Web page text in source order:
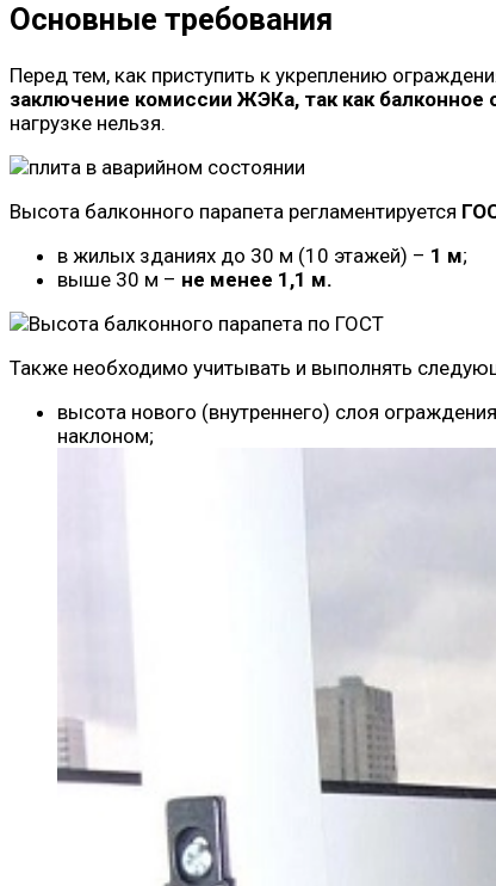
Основные требования
Перед тем, как приступить к укреплению
заключение комиссии ЖЭКа, так как
нагрузке нельзя.
Высота балконного парапета регламентируется
в жилых зданиях до 30 м (10 этажей) – 1 м;
выше 30 м – не менее 1,1 м.
Также необходимо учитывать и выполнять
высота нового (внутреннего) слоя
наклоном;